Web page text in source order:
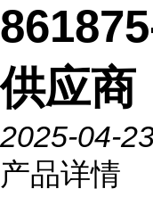
供应商
2025-04-
产品详情